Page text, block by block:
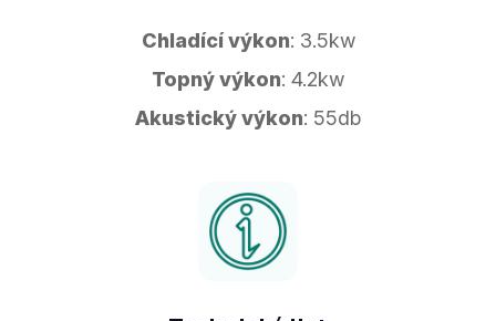
Chladící výkon: 3.5kw
Topný výkon: 4.2kw
Akustický výkon: 55db